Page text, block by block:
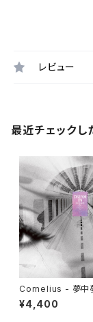
レビュー
最近チェックし
Cornelius - 夢中
n Dream- "LP"
¥4,400